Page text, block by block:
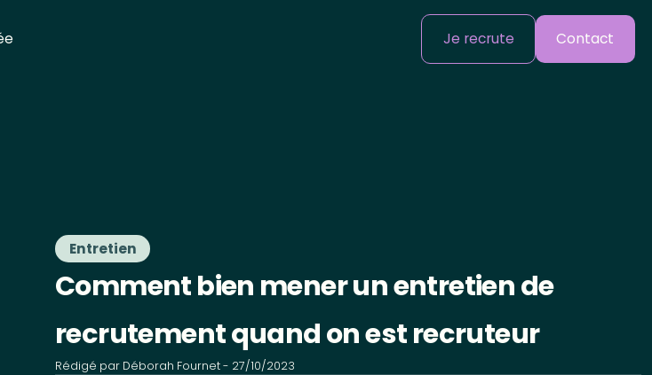
Je recrute Contact
Entretien
Comment bien mener un entretien de
recrutement quand on est recruteur
Rédigé par Déborah Fournet- 27/10/2023